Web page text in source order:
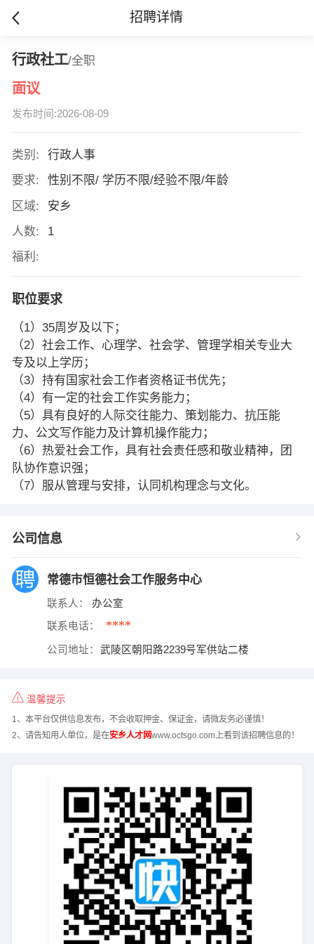
招聘详情
行政社工/全职
面议
发布时间:2026-08-09
类别:
行政人事
要求:
性别不限/ 学历不限/经验不限/年龄
区域:
安乡
人数:
1
福利:
职位要求
（1）35周岁及以下；
（2）社会工作、心理学、社会学、管理学相关专业大
专及以上学历；
（3）持有国家社会工作者资格证书优先；
（4）有一定的社会工作实务能力；
（5）具有良好的人际交往能力、策划能力、抗压能
力、公文写作能力及计算机操作能力；
（6）热爱社会工作，具有社会责任感和敬业精神，团
队协作意识强；
（7）服从管理与安排，认同机构理念与文化。
公司信息
常德市恒德社会工作服务中心
联系人： 办公室
联系电话： ****
公司地址： 武陵区朝阳路2239号军供站二楼
温馨提示
1、本平台仅供信息发布，不会收取押金、保证金，请微友务必谨慎！
2、请告知用人单位，是在安乡人才网www.octsgo.com上看到该招聘信息的！